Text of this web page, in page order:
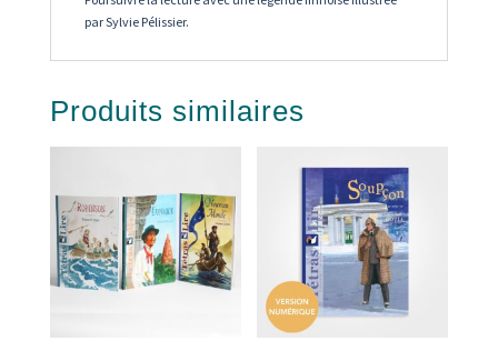
par Sylvie Pélissier.
Produits similaires